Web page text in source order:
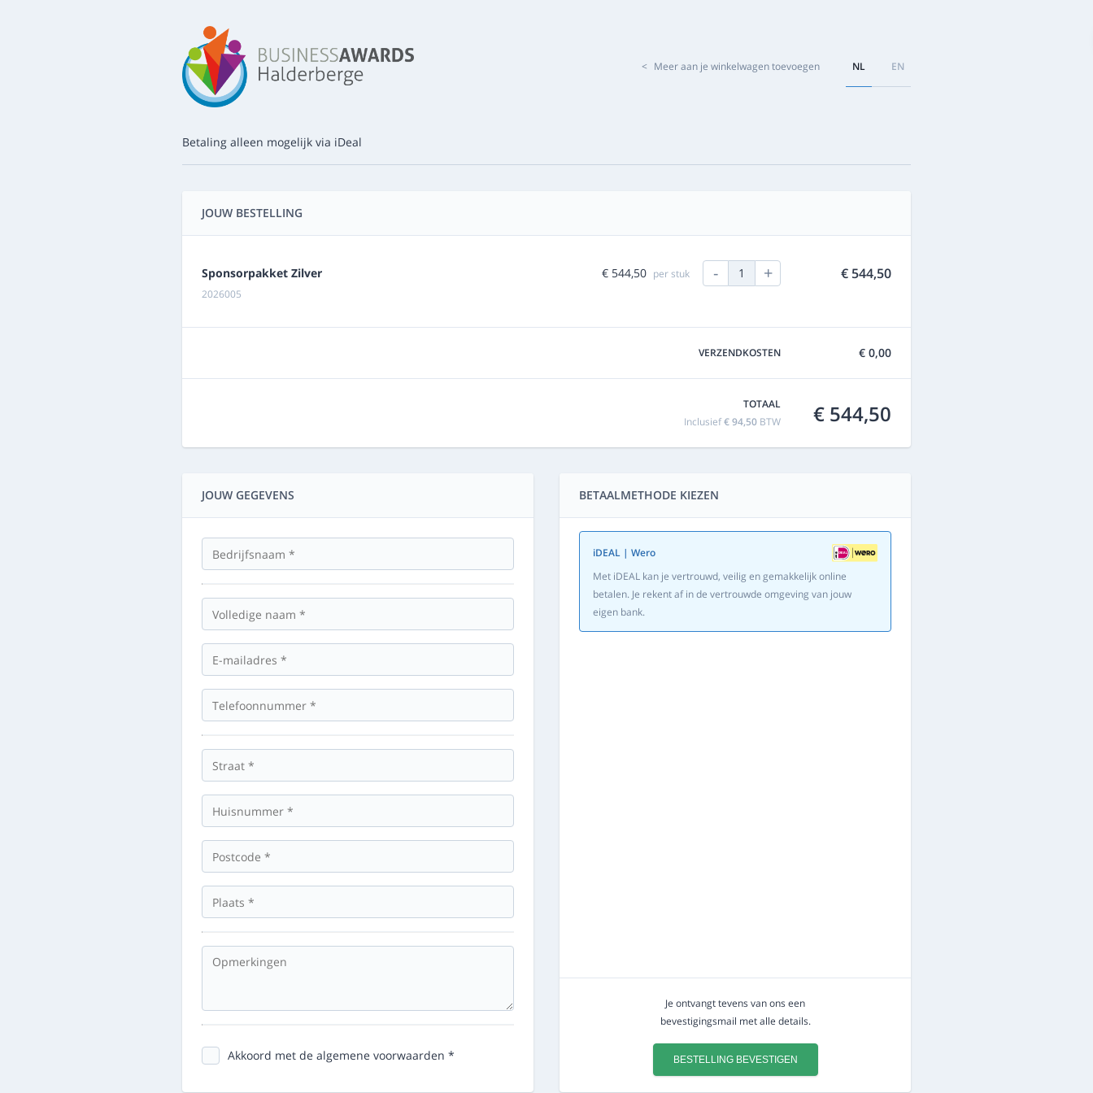
< Meer aan je winkelwagen toevoegen NL EN
Betaling alleen mogelijk via iDeal
JOUW BESTELLING
Sponsorpakket Zilver
2026005
€ 544,50 per stuk - 1 + € 544,50
VERZENDKOSTEN € 0,00
TOTAAL
Inclusief€ 94,50 BTW € 544,50
JOUW GEGEVENS
Akkoord met de algemene voorwaarden *
BETAALMETHODE KIEZEN
iDEAL | Wero
Met iDEAL kan je vertrouwd, veilig en gemakkelijk online
betalen. Je rekent af in de vertrouwde omgeving van jouw
eigen bank.
Je ontvangt tevens van ons een
bevestigingsmail met alle details.
BESTELLING BEVESTIGEN